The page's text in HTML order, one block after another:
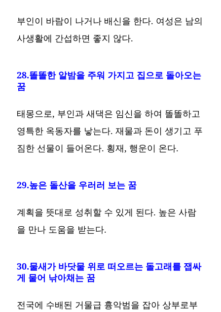
부인이 바람이 나거나 배신을 한다. 여성은 남의
사생활에 간섭하면 좋지 않다.
28.똘똘한 알밤을 주워 가지고 집으로 돌아오는
꿈
태몽으로, 부인과 새댁은 임신을 하여 똘똘하고
영특한 옥동자를 낳는다. 재물과 돈이 생기고 푸
짐한 선물이 들어온다. 횡재, 행운이 온다.
29.높은 돌산을 우러러 보는 꿈
계획을 뜻대로 성취할 수 있게 된다. 높은 사람
을 만나 도움을 받는다.
30.물새가 바닷물 위로 떠오르는 돌고래를 잽싸
게 물어 낚아채는 꿈
전국에 수배된 거물급 흉악범을 잡아 상부로부